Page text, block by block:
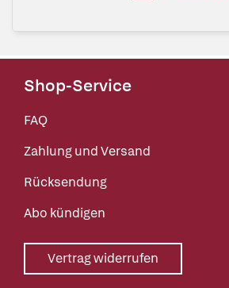
Shop-Service
FAQ
Zahlung und Versand
Rücksendung
Abo kündigen
Vertrag widerrufen